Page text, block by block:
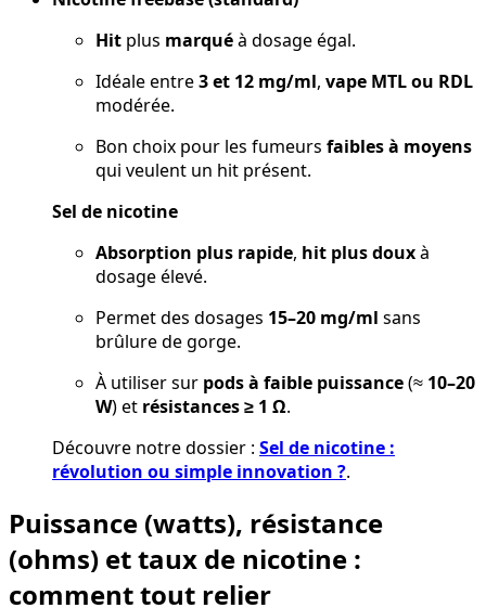
Hit plus marquéà dosage égal.
Idéale entre3 et 12 mg/ml, vape MTL ou RDL
modérée.
Bon choix pour les fumeurs faibles à moyens
qui veulent un hit présent.
Sel de nicotine
Absorption plus rapide, hit plus douxà
dosage élevé.
Permet des dosages 15–20 mg/ml sans
brûlure de gorge.
À utiliser sur pods à faible puissance(≈ 10–20
W) et résistances ≥ 1 Ω.
Découvre notre dossier : Sel de nicotine :
révolution ou simple innovation ?.
Puissance (watts), résistance
(ohms) et taux de nicotine :
comment tout relier